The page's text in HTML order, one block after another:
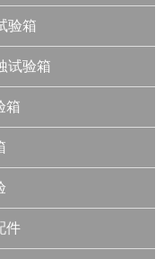
验箱
试验箱
箱
件